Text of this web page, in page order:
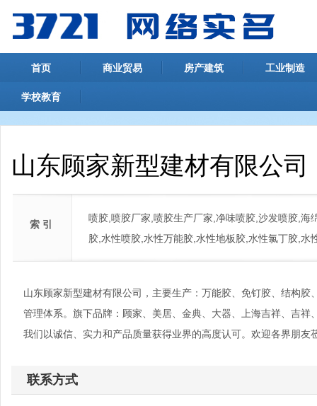
首页 商业贸易 房产建筑 工业制造
学校教育
山东顾家新型建材有限公司
索 引
喷胶,喷胶厂家,喷胶生产厂家,净味喷胶,沙发喷胶,
胶,水性喷胶,水性万能胶,水性地板胶,水性氯丁胶,
山东顾家新型建材有限公司，主要生产：万能胶、免钉胶、结构
管理体系。旗下品牌：顾家、美居、金典、大器、上海吉祥、吉
我们以诚信、实力和产品质量获得业界的高度认可。欢迎各界朋友
联系方式